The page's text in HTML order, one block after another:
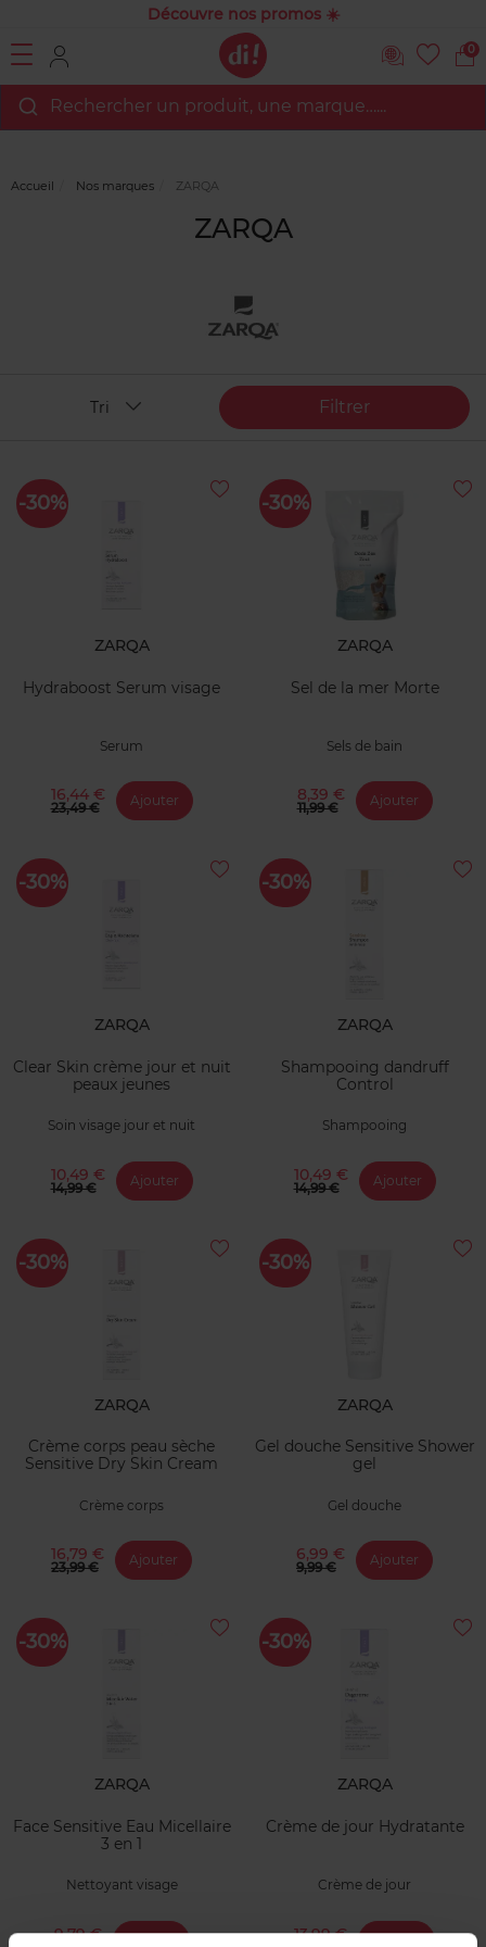
Découvre nos promos ☀️
0
Rechercher un produit, une marque…...
Accueil Nos marques ZARQA
ZARQA
Filtrer
Tri
-30%
ZARQA
Hydraboost Serum visage
Serum
16,44 €
23,49 € Ajouter
-30%
ZARQA
Sel de la mer Morte
Sels de bain
8,39 €
11,99 € Ajouter
-30%
ZARQA
Clear Skin crème jour et nuit
peaux jeunes
Soin visage jour et nuit
10,49 €
14,99 € Ajouter
-30%
ZARQA
Shampooing dandruff
Control
Shampooing
10,49 €
14,99 € Ajouter
-30%
ZARQA
Crème corps peau sèche
Sensitive Dry Skin Cream
Crème corps
16,79 €
23,99 € Ajouter
-30%
ZARQA
Gel douche Sensitive Shower
gel
Gel douche
6,99 €
9,99 € Ajouter
-30%
ZARQA
Face Sensitive Eau Micellaire
3 en 1
Nettoyant visage
9,79 € Ajouter
-30%
ZARQA
Crème de jour Hydratante
Crème de jour
13,99 € Ajouter